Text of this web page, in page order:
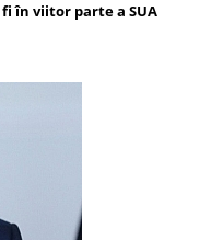
în viitor parte a SUA